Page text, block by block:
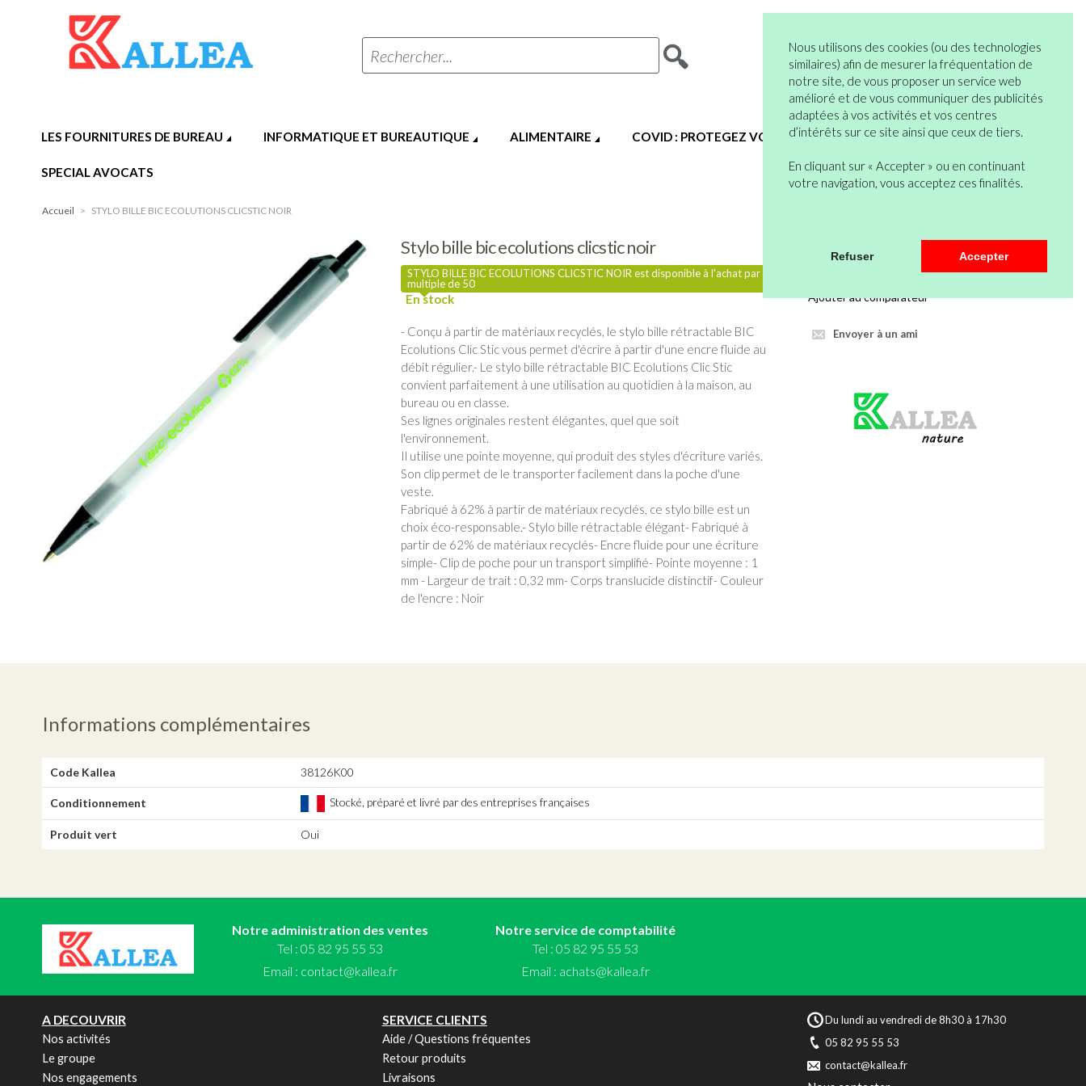
Nous utilisons des cookies (ou des technologies
similaires) afin de mesurer la fréquentation de
notre site, de vous proposer un service web
amélioré et de vous communiquer des publicités
adaptées à vos activités et vos centres
d’intérêts sur ce site ainsi que ceux de tiers.
En cliquant sur « Accepter » ou en continuant
votre navigation, vous acceptez ces finalités.
Refuser Accepter
Rechercher... Vous n’êtes pas encore en compte ?
Bienvenue
Mon Compte
0 articles
Mon Panier
LES FOURNITURES DE BUREAU INFORMATIQUE ET BUREAUTIQUE ALIMENTAIRE COVID : PROTEGEZ VOUS HYGIENE ET SERVICES GENERAUX
SPECIAL AVOCATS
Accueil > STYLO BILLE BIC ECOLUTIONS CLICSTIC NOIR
Stylo bille bic ecolutions clicstic noir
STYLO BILLE BIC ECOLUTIONS CLICSTIC NOIR est disponible à l'achat par
multiple de 50
- Conçu à partir de matériaux recyclés, le stylo bille rétractable BIC
Ecolutions Clic Stic vous permet d'écrire à partir d'une encre fluide au
débit régulier.- Le stylo bille rétractable BIC Ecolutions Clic Stic
convient parfaitement à une utilisation au quotidien à la maison, au
bureau ou en classe.
Ses lignes originales restent élégantes, quel que soit
l'environnement.
Il utilise une pointe moyenne, qui produit des styles d'écriture variés.
Son clip permet de le transporter facilement dans la poche d'une
veste.
Fabriqué à 62% à partir de matériaux recyclés, ce stylo bille est un
choix éco-responsable.- Stylo bille rétractable élégant- Fabriqué à
partir de 62% de matériaux recyclés- Encre fluide pour une écriture
simple- Clip de poche pour un transport simplifié- Pointe moyenne : 1
mm - Largeur de trait : 0,32 mm- Corps translucide distinctif- Couleur
de l'encre : Noir
mettre au panier.
Ajouter au comparateur
Envoyer à un ami
Informations complémentaires
Code Kallea 38126K00
Conditionnement Stocké, préparé et livré par des entreprises françaises
Produit vert Oui
Notre administration des ventes
Tel : 05 82 95 55 53
Email : contact@kallea.fr
Notre service de comptabilité
Tel : 05 82 95 55 53
Email : achats@kallea.fr
A DECOUVRIR
Nos activités
Le groupe
Nos engagements
SERVICE CLIENTS
Aide / Questions fréquentes
Retour produits
Livraisons
Du lundi au vendredi de 8h30 à 17h30
05 82 95 55 53
contact@kallea.fr